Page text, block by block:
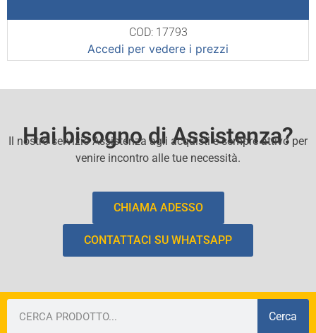
COD: 17793
Accedi per vedere i prezzi
Hai bisogno di Assistenza?
Il nostro servizio Assistenza agli acquisti e sempre attivo per
venire incontro alle tue necessità.
CHIAMA ADESSO
CONTATTACI SU WHATSAPP
Cerca